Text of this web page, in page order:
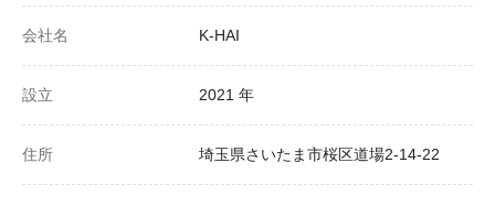
会社名 K-HAI
設立 2021 年
住所 埼玉県さいたま市桜区道場2-14-22